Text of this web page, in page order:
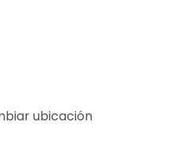
ubicación